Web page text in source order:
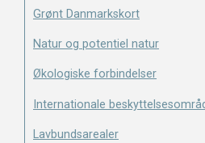
Grønt Danmarkskort
Natur og potentiel natur
Økologiske forbindelser
Internationale
Lavbundsarealer